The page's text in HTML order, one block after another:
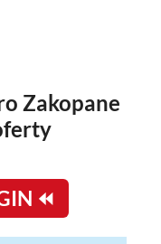
Zakopane
⏪